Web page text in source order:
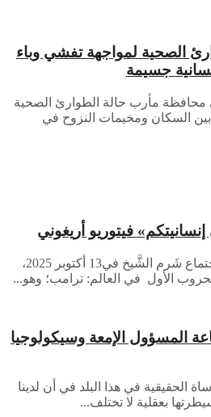
الصحية لمواجهة تفشي وباء
جسيمة
مأرب حالة الطوارئ الصحية
السكان ومخيمات النزوح في
فيتوريو أريغوني
بقلم: عبدالباري طاهر منذ اجتماع شَرم الشَّيخ في13 أكتوبر 2025،
الأول في العالم: ترامب؛ وهو...
المسؤول الإمعة وسيكولوجيا
الحقيقية في هذا البلد في أن لدينا
بعقلية لا تختلف...